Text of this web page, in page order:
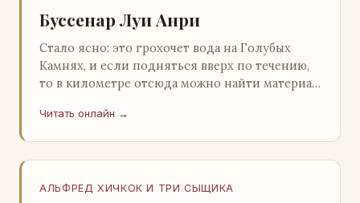
Буссенар Луи Анри
Стало ясно: это грохочет вода на Голубых
Камнях, и если подняться вверх по течению,
то в километре отсюда можно найти материал
крас…
Читать онлайн →
АЛЬФРЕД ХИЧКОК И ТРИ СЫЩИКА